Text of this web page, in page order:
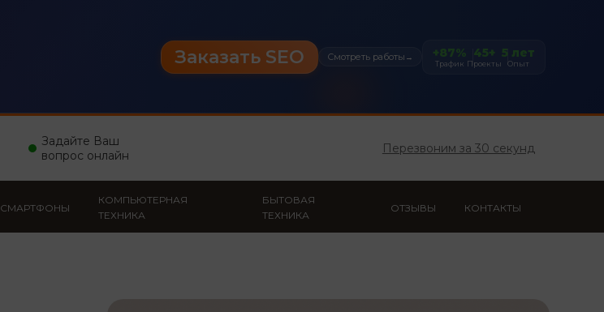
Заказать SEO Смотреть работы → +87%
Трафик
45+
Проекты
5 лет
Опыт
Задайте Ваш
вопрос онлайн
Перезвоним за 30 секунд
СМАРТФОНЫ
КОМПЬЮТЕРНАЯ
ТЕХНИКА
БЫТОВАЯ
ТЕХНИКА
ОТЗЫВЫ КОНТАКТЫ